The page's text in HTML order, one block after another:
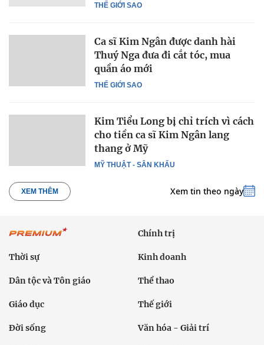
THẾ GIỚI SAO
THẾ GIỚI SAO
Ca sĩ Kim Ngân được danh hài
Thuý Nga đưa đi cắt tóc, mua
quần áo mới
MỸ THUẬT - SÂN KHẤU
Kim Tiểu Long bị chỉ trích vì cách
cho tiền ca sĩ Kim Ngân lang
thang ở Mỹ
XEM THÊM Xem tin theo ngày
Chính trị
Thời sự Kinh doanh
Dân tộc và Tôn giáo Thể thao
Giáo dục Thế giới
Đời sống Văn hóa - Giải trí